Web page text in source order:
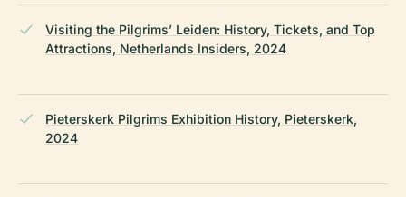
Visiting the Pilgrims’ Leiden: History, Tickets, and Top
Attractions, Netherlands Insiders, 2024
Pieterskerk Pilgrims Exhibition History, Pieterskerk,
2024